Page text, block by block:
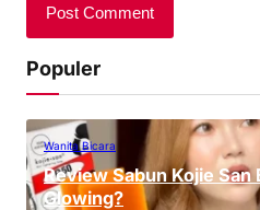
Populer
Wanita Bicara
Review Sabun Kojie San
Glowing?